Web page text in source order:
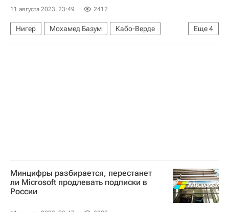
11 августа 2023, 23:49 2412
Еще4
Нигер Мохамед Базум
Кабо-Верде
Кот-д'Ивуар
В мире
Минцифры разбирается, перестанет
ли Microsoft продлевать подписки в
России